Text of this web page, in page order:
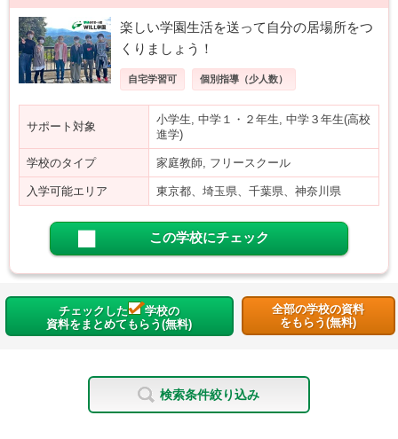
楽しい学園生活を送って自分の居場所をつ
くりましょう！
自宅学習可 個別指導（少人数）
サポート対象
小学生, 中学１・２年生, 中学３年生(高校
進学)
学校のタイプ 家庭教師, フリースクール
入学可能エリア 東京都、埼玉県、千葉県、神奈川県
この学校にチェック
チェックした
学校の
資料をまとめてもらう(無料)
全部の学校の資料
をもらう(無料)
検索条件絞り込み